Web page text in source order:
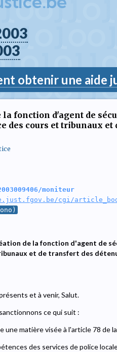
obtenir une aide
fonction d'agent de
des cours et tribunaux et
moniteur
cgi/
de la fonction d'agent de
et de transfert des
et à venir, Salut.
ce qui suit :
une matière visée à l'article 78 de
des services de police